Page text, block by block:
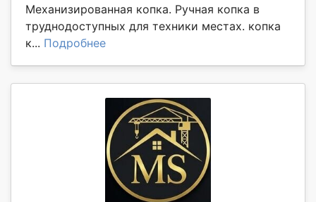
Механизированная копка. Ручная копка в
труднодоступных для техники местах. копка
к... Подробнее